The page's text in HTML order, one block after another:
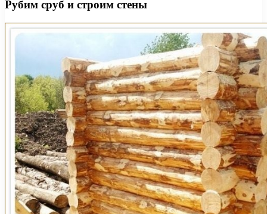
Рубим сруб и строим стены